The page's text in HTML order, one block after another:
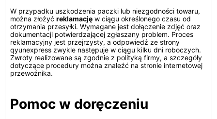
W przypadku uszkodzenia paczki lub niezgodności towaru,
można złożyć reklamację w ciągu określonego czasu od
otrzymania przesyłki. Wymagane jest dołączenie zdjęć oraz
dokumentacji potwierdzającej zgłaszany problem. Proces
reklamacyjny jest przejrzysty, a odpowiedź ze strony
qyunexpress zwykle następuje w ciągu kilku dni roboczych.
Zwroty realizowane są zgodnie z polityką firmy, a szczegóły
dotyczące procedury można znaleźć na stronie internetowej
przewoźnika.
Pomoc w doręczeniu